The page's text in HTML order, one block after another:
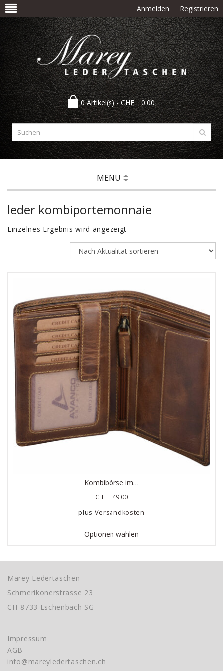
Anmelden Registrieren
0 Artikel(s) -CHF 0.00
MENU
leder kombiportemonnaie
Einzelnes Ergebnis wird angezeigt
Kombibörse im…
CHF
49.00
plus Versandkosten
Optionen wählen
Marey Ledertaschen
Schmerikonerstrasse 23
CH-8733 Eschenbach SG
Impressum
AGB
info@mareyledertaschen.ch